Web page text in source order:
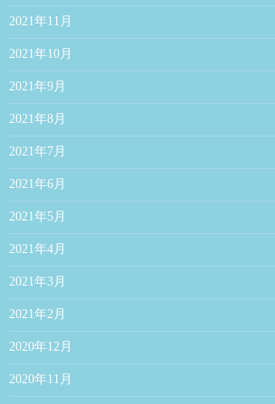
2021年11月
2021年10月
2021年9月
2021年8月
2021年7月
2021年6月
2021年5月
2021年4月
2021年3月
2021年2月
2020年12月
2020年11月